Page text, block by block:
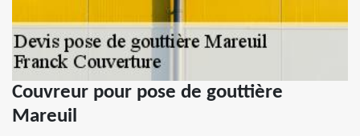
Couvreur pour pose de gouttière
Mareuil